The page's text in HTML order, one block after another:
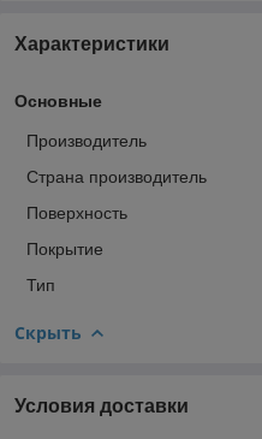
Характеристики
Основные
Производитель
Страна производитель
Поверхность
Покрытие
Тип
Скрыть
Условия доставки